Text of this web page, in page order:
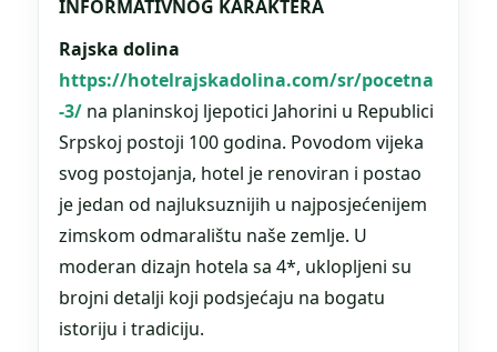
INFORMATIVNOG KARAKTERA
Rajska dolina
https://hotelrajskadolina.com/sr/pocetna
-3/ na planinskoj ljepotici Jahorini u Republici
Srpskoj postoji 100 godina. Povodom vijeka
svog postojanja, hotel je renoviran i postao
je jedan od najluksuznijih u najposjećenijem
zimskom odmaralištu naše zemlje. U
moderan dizajn hotela sa 4*, uklopljeni su
brojni detalji koji podsjećaju na bogatu
istoriju i tradiciju.